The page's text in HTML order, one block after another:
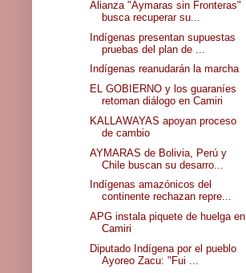
Alianza "Aymaras sin Fronteras"
busca recuperar su...
Indígenas presentan supuestas
pruebas del plan de ...
Indígenas reanudarán la marcha
EL GOBIERNO y los guaraníes
retoman diálogo en Camiri
KALLAWAYAS apoyan proceso
de cambio
AYMARAS de Bolivia, Perú y
Chile buscan su desarro...
Indígenas amazónicos del
continente rechazan repre...
APG instala piquete de huelga en
Camiri
Diputado Indígena por el pueblo
Ayoreo Zacu: "Fui ...